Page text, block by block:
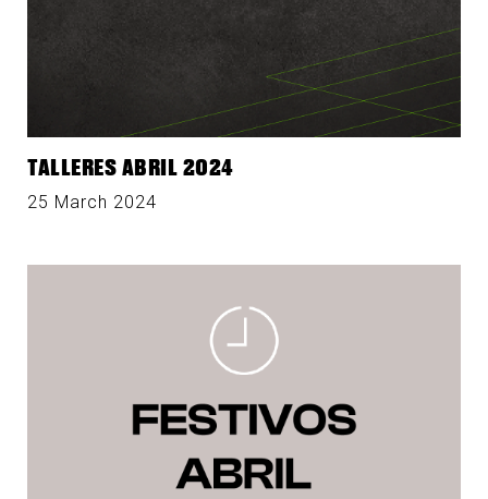
TALLERES ABRIL 2024
25 March 2024